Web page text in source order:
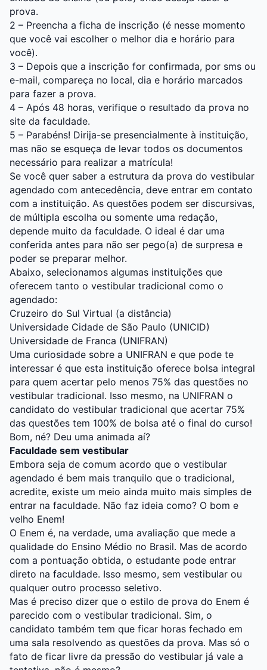
prova.
2 – Preencha a ficha de inscrição (é nesse momento
que você vai escolher o melhor dia e horário para
você).
3 – Depois que a inscrição for confirmada, por sms ou
e-mail, compareça no local, dia e horário marcados
para fazer a prova.
4 – Após 48 horas, verifique o resultado da prova no
site da faculdade.
5 – Parabéns! Dirija-se presencialmente à instituição,
mas não se esqueça de levar todos os documentos
necessário para realizar a matrícula!
Se você quer saber a estrutura da prova do vestibular
agendado com antecedência, deve entrar em contato
com a instituição. As questões podem ser discursivas,
de múltipla escolha ou somente uma redação,
depende muito da faculdade. O ideal é dar uma
conferida antes para não ser pego(a) de surpresa e
poder se preparar melhor.
Abaixo, selecionamos algumas instituições que
oferecem tanto o vestibular tradicional como o
agendado:
Cruzeiro do Sul Virtual (a distância)
Universidade Cidade de São Paulo (UNICID)
Universidade de Franca (UNIFRAN)
Uma curiosidade sobre a UNIFRAN e que pode te
interessar é que esta instituição oferece bolsa integral
para quem acertar pelo menos 75% das questões no
vestibular tradicional. Isso mesmo, na UNIFRAN o
candidato do vestibular tradicional que acertar 75%
das questões tem 100% de bolsa até o final do curso!
Bom, né? Deu uma animada aí?
Faculdade sem vestibular
Embora seja de comum acordo que o vestibular
agendado é bem mais tranquilo que o tradicional,
acredite, existe um meio ainda muito mais simples de
entrar na faculdade. Não faz ideia como? O bom e
velho Enem!
O Enem é, na verdade, uma avaliação que mede a
qualidade do Ensino Médio no Brasil. Mas de acordo
com a pontuação obtida, o estudante pode entrar
direto na faculdade. Isso mesmo, sem vestibular ou
qualquer outro processo seletivo.
Mas é preciso dizer que o estilo de prova do Enem é
parecido com o vestibular tradicional. Sim, o
candidato também tem que ficar horas fechado em
uma sala resolvendo as questões da prova. Mas só o
fato de ficar livre da pressão do vestibular já vale a